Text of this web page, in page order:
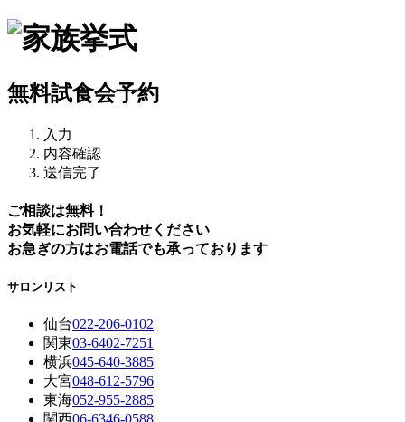
無料試食会予約
入力
内容確認
送信完了
ご相談は無料！
お気軽にお問い合わせください
お急ぎの方はお電話でも承っております
サロンリスト
仙台022-206-0102
関東03-6402-7251
横浜045-640-3885
大宮048-612-5796
東海052-955-2885